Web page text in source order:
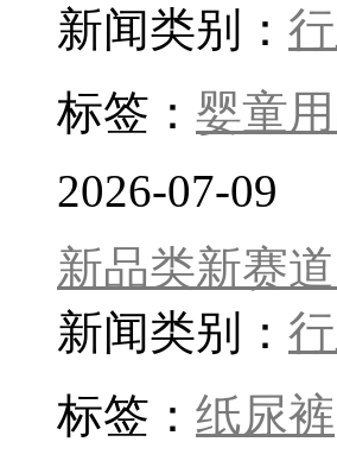
新闻类别：
标签： 婴童
2026-07-09
新品类新赛
新闻类别：
标签： 纸尿裤